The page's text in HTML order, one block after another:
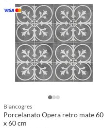
Biancogres
Porcelanato Opera retro mate 60
x 60 cm